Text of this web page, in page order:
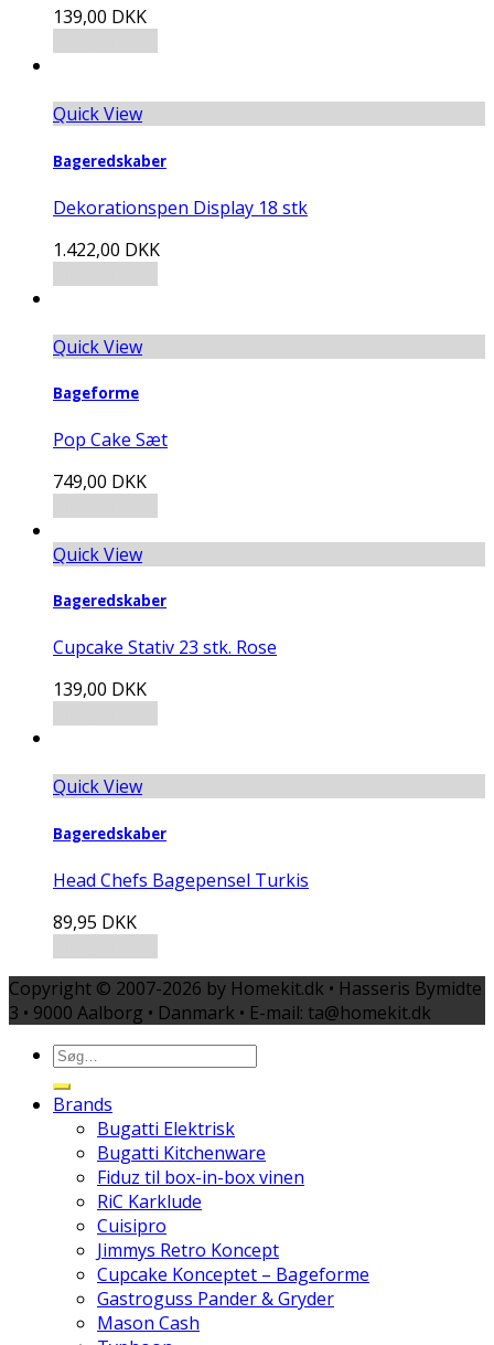
139,00 DKK
Quick View
Bageredskaber
Dekorationspen Display 18 stk
1.422,00 DKK
Quick View
Bageforme
Pop Cake Sæt
749,00 DKK
Quick View
Bageredskaber
Cupcake Stativ 23 stk. Rose
139,00 DKK
Quick View
Bageredskaber
Head Chefs Bagepensel Turkis
89,95 DKK
Copyright © 2007-2026 by Homekit.dk • Hasseris Bymidte
3 • 9000 Aalborg • Danmark • E-mail: ta@homekit.dk
Brands
Bugatti Elektrisk
Bugatti Kitchenware
Fiduz til box-in-box vinen
RiC Karklude
Cuisipro
Jimmys Retro Koncept
Cupcake Konceptet – Bageforme
Gastroguss Pander & Gryder
Mason Cash